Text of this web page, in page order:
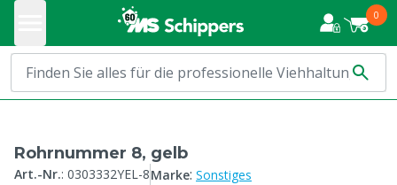
0
Rohrnummer 8, gelb
Art.-Nr.: 0303332YEL-8Marke: Sonstiges